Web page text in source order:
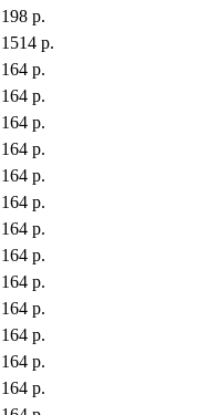
198 р.
1514 р.
164 р.
164 р.
164 р.
164 р.
164 р.
164 р.
164 р.
164 р.
164 р.
164 р.
164 р.
164 р.
164 р.